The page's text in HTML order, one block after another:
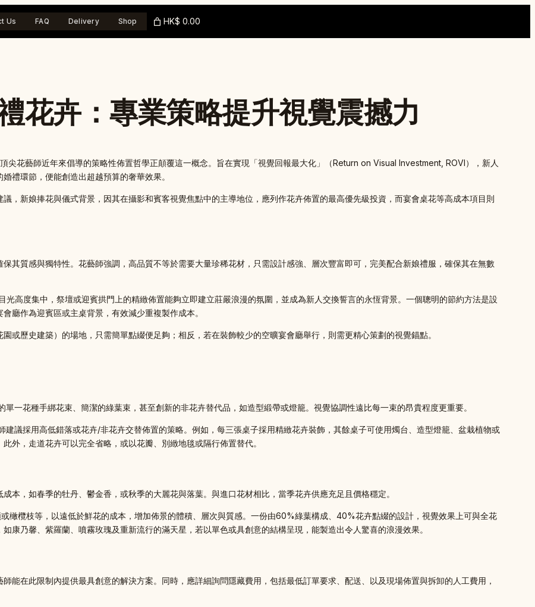
Us FAQ Delivery Shop HK$ 0.00
花卉：專業策略提升視覺震撼力
尖花藝師近年來倡導的策略性佈置哲學正顛覆這一概念。旨在實現「視覺回報最大化」（Return on Visual Investment, ROVI），新人
禮環節，便能創造出超越預算的奢華效果。
，新娘捧花與儀式背景，因其在攝影和賓客視覺焦點中的主導地位，應列作花卉佈置的最高優先級投資，而宴會桌花等高成本項目則
其質感與獨特性。花藝師強調，高品質不等於需要大量珍稀花材，只需設計感強、層次豐富即可，完美配合新娘禮服，確保其在無數
光高度集中，祭壇或迎賓拱門上的精緻佈置能夠立即建立莊嚴浪漫的氛圍，並成為新人交換誓言的永恆背景。一個聰明的節約方法是設
廳作為迎賓區或主桌背景，有效減少重複製作成本。
或歷史建築）的場地，只需簡單點綴便足夠；相反，若在裝飾較少的空曠宴會廳舉行，則需更精心策劃的視覺錨點。
一花種手綁花束、簡潔的綠葉束，甚至創新的非花卉替代品，如造型緞帶或燈籠。視覺協調性遠比每一束的昂貴程度更重要。
建議採用高低錯落或花卉/非花卉交替佈置的策略。例如，每三張桌子採用精緻花卉裝飾，其餘桌子可使用燭台、造型燈籠、盆栽植物或
外，走道花卉可以完全省略，或以花瓣、別緻地毯或隔行佈置替代。
成本，如春季的牡丹、鬱金香，或秋季的大麗花與落葉。與進口花材相比，當季花卉供應充足且價格穩定。
橄欖枝等，以遠低於鮮花的成本，增加佈景的體積、層次與質感。一份由60%綠葉構成、40%花卉點綴的設計，視覺效果上可與全花
康乃馨、紫羅蘭、噴霧玫瑰及重新流行的滿天星，若以單色或具創意的結構呈現，能製造出令人驚喜的浪漫效果。
能在此限制內提供最具創意的解決方案。同時，應詳細詢問隱藏費用，包括最低訂單要求、配送、以及現場佈置與拆卸的人工費用，